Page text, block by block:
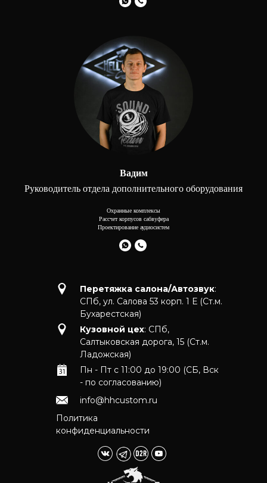
Вадим
Руководитель отдела дополнительного оборудования
Охранные комплексы
Рассчет корпусов сабвуфера
Проектирование аудиосистем
Пн - Пт с 11:00 до 19:00 (СБ, Вск
- по согласованию)
info@hhcustom.ru
Перетяжка салона/Автозвук:
СПб, ул. Салова 53 корп. 1 Е (Ст.м.
Бухарестская)
Кузовной цех: СПб,
Салтыковская дорога, 15 (Ст.м.
Ладожская)
Политика
конфиденциальности